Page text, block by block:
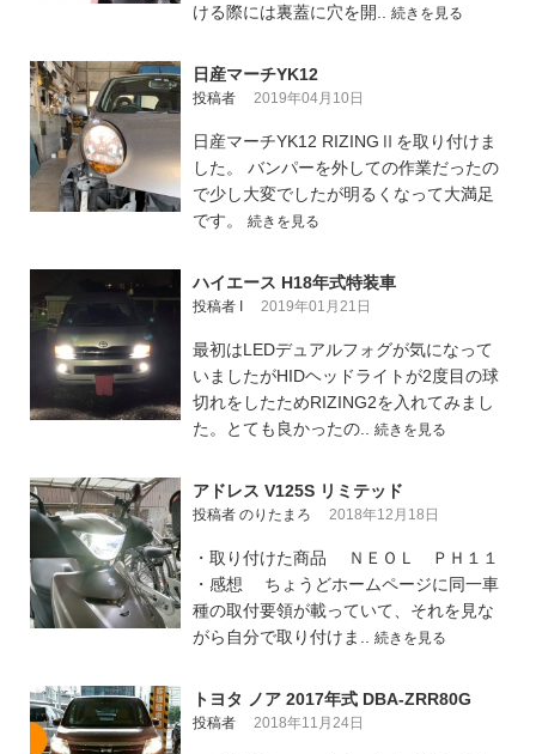
ける際には裏蓋に穴を開.. 続きを見る
日産マーチYK12
投稿者 2019年04月10日
日産マーチYK12 RIZINGⅡを取り付けま
した。 バンパーを外しての作業だったの
で少し大変でしたが明るくなって大満足
です。 続きを見る
ハイエース H18年式特装車
投稿者 I 2019年01月21日
最初はLEDデュアルフォグが気になって
いましたがHIDヘッドライトが2度目の球
切れをしたためRIZING2を入れてみまし
た。とても良かったの.. 続きを見る
アドレス V125S リミテッド
投稿者 のりたまろ 2018年12月18日
・取り付けた商品 ＮＥＯＬ ＰＨ１１
・感想 ちょうどホームページに同一車
種の取付要領が載っていて、それを見な
がら自分で取り付けま.. 続きを見る
トヨタ ノア 2017年式 DBA-ZRR80G
投稿者 2018年11月24日